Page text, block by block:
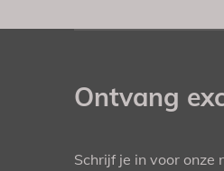
Ontvang
Schrijf je in voor